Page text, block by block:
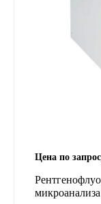
Цена по